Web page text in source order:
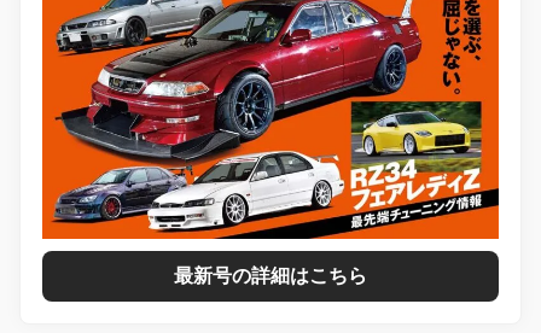
最新号の詳細はこちら